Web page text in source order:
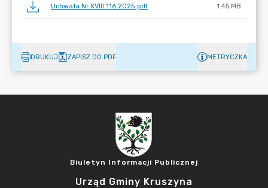
Uchwała Nr XVIII.116.2025.pdf 1.45 MB
DRUKUJ ZAPISZ DO PDF METRYCZKA
Biuletyn Informacji Publicznej
Urząd Gminy Kruszyna